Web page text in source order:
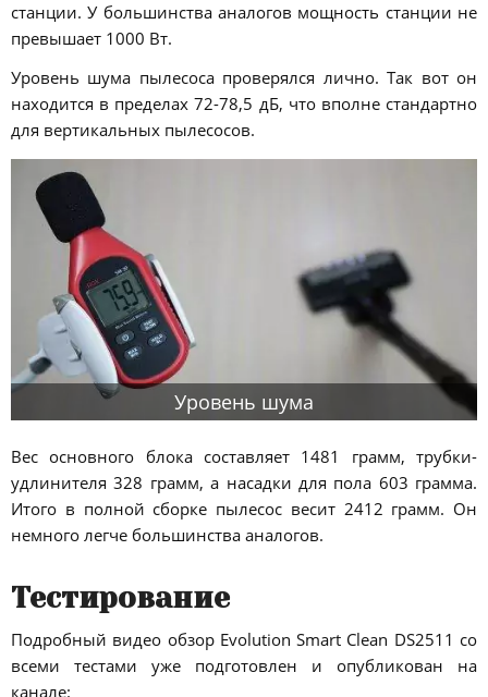
станции. У большинства аналогов мощность станции не
превышает 1000 Вт.
Уровень шума пылесоса проверялся лично. Так вот он
находится в пределах 72-78,5 дБ, что вполне стандартно
для вертикальных пылесосов.
Уровень шума
Вес основного блока составляет 1481 грамм, трубки-
удлинителя 328 грамм, а насадки для пола 603 грамма.
Итого в полной сборке пылесос весит 2412 грамм. Он
немного легче большинства аналогов.
Тестирование
Подробный видео обзор Evolution Smart Clean DS2511 со
всеми тестами уже подготовлен и опубликован на
канале: